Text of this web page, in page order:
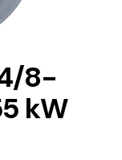
4/8-
kW